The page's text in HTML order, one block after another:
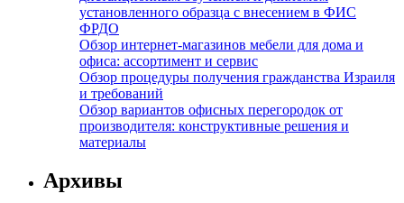
установленного образца с внесением в ФИС
ФРДО
Обзор интернет-магазинов мебели для дома и
офиса: ассортимент и сервис
Обзор процедуры получения гражданства Израиля
и требований
Обзор вариантов офисных перегородок от
производителя: конструктивные решения и
материалы
Архивы